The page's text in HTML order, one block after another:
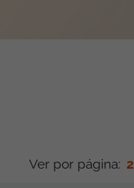
Ver por página: